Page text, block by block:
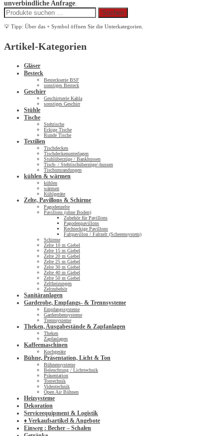
unverbindliche Anfrage.
Suchen
nach:
Suchen
💡 Tipp: Über das + Symbol öffnen Sie die Unterkategorien.
Artikel-Kategorien
Gläser
Besteck
Besteckserie BSF
sonstiges Besteck
Geschirr
Geschirrserie Kahla
sonstiges Geschirr
Stühle
Tische
Stehtische
Eckige Tische
Runde Tische
Textilien
Tischdecken
Tischdeckenunterlagen
Stuhlüberzüge / Bankhussen
Tisch- / Stehtischüberzüge/-hussen
Tischumrandungen
kühlen & wärmen
kühlen
wärmen
Kühlgeräte
Zelte, Pavillons & Schirme
Pagodenzelte
Pavillons (ohne Boden)
Zubehör für Pavillons
Pagodenpavillons
Rechteckige Pavillons
Faltpavillon / Faltzelt (Scherensystem)
Schirme
Zelte 10 m Giebel
Zelte 15 m Giebel
Zelte 20 m Giebel
Zelte 25 m Giebel
Zelte 30 m Giebel
Zelte 40 m Giebel
Zelte 50 m Giebel
Zeltheizungen
Zeltzubehör
Sanitäranlagen
Garderobe, Empfangs- & Trennsysteme
Empfangssysteme
Garderobensysteme
Trennsysteme
Theken, Ausgabestände & Zapfanlagen
Theken
Zapfanlagen
Kaffeemaschinen
Kochgeräte
Bühne, Präsentation, Licht & Ton
Bühnensysteme
Beleuchtung / Lichttechnik
Präsentation
Tontechnik
Videotechnik
Open Air Bühnen
Heizsysteme
Dekoration
Serviceequipment & Logistik
♦ Verkaufsartikel & Angebote
Einweg : Becher – Schalen